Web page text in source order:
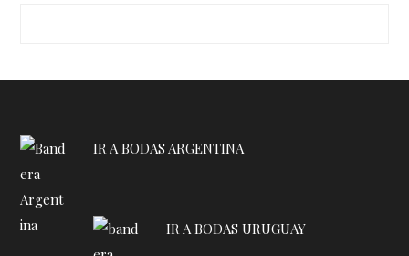
IR A BODAS ARGENTINA
IR A BODAS URUGUAY